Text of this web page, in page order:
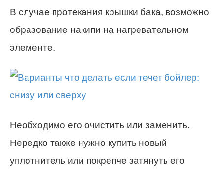
В случае протекания крышки бака, возможно
образование накипи на нагревательном
элементе.
Необходимо его очистить или заменить.
Нередко также нужно купить новый
уплотнитель или покрепче затянуть его